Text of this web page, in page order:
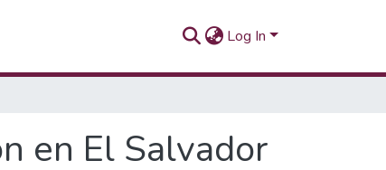
Log In
en El Salvador